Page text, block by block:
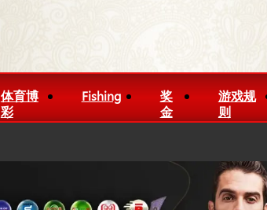
体育博
彩
Fishing
奖
金
游戏规
则